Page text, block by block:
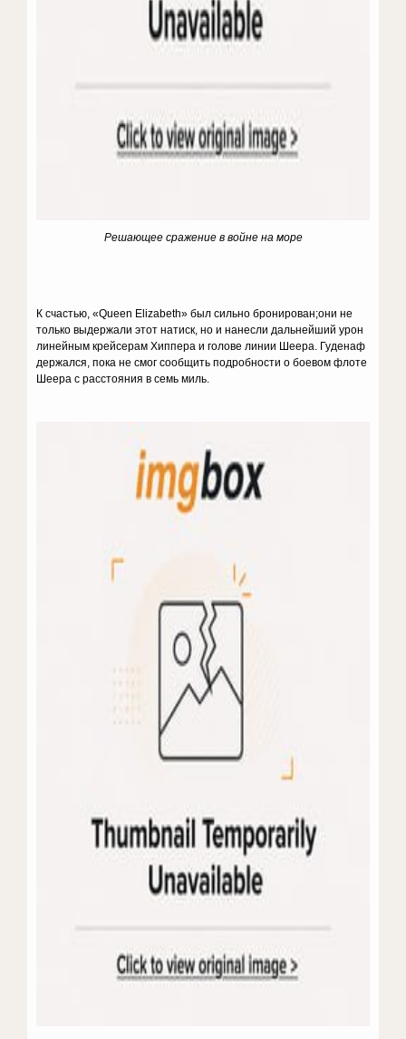
Решающее сражение в войне на море
К счастью, «Queen Elizabeth» был сильно бронирован;они не
только выдержали этот натиск, но и нанесли дальнейший урон
линейным крейсерам Хиппера и голове линии Шеера. Гуденаф
держался, пока не смог сообщить подробности о боевом флоте
Шеера с расстояния в семь миль.